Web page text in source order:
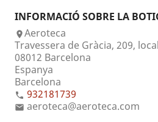
INFORMACIÓ SOBRE LA
Aeroteca
Travessera de Gràcia, 209, local
08012 Barcelona
Espanya
Barcelona
 932181739
 aeroteca@aeroteca.com